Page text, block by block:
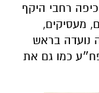
רחבי היקף
מעסיקים,
נועדה בראש
כמו גם את